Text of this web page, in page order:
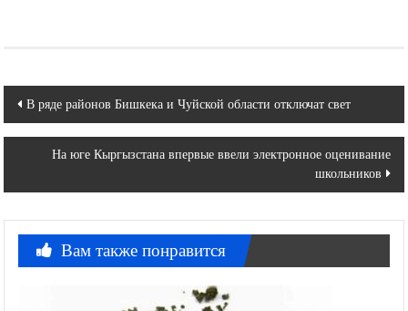
Навигация
по
записям
В ряде районов Бишкека и Чуйской области отключат свет
На юге Кыргызстана впервые ввели электронное оценивание
школьников
Вам также понравится